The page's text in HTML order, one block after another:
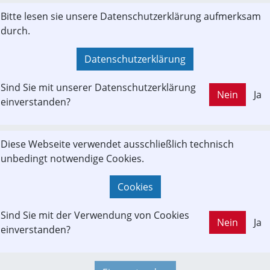
OUT
Mehr privates Kapital soll für Infrastrukturprojekte genutzt
Euro für Bahnausbau in Europa gefordert
Chef Andreas Matthä und IV-Ökonom Christian Helmenstein
Investition von 500 Milliarden Euro in die europäische
um das transeuropäische Verkehrsnetz zu modernisieren und die
Zukunft der EU zu sichern.
Bitte lesen sie unsere Datenschutzerklärung aufmerksam
durch.
Datenschutzerklärung
Sind Sie mit unserer Datenschutzerklärung
einverstanden?
Nein Ja
Diese Webseite verwendet ausschließlich technisch
unbedingt notwendige Cookies.
Cookies
Sind Sie mit der Verwendung von Cookies
einverstanden?
Nein Ja